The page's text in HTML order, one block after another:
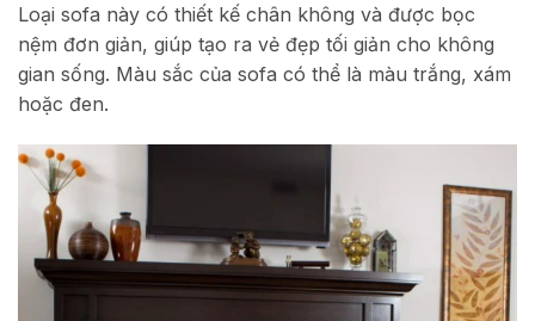
Loại sofa này có thiết kế chân không và được bọc
nệm đơn giản, giúp tạo ra vẻ đẹp tối giản cho không
gian sống. Màu sắc của sofa có thể là màu trắng, xám
hoặc đen.